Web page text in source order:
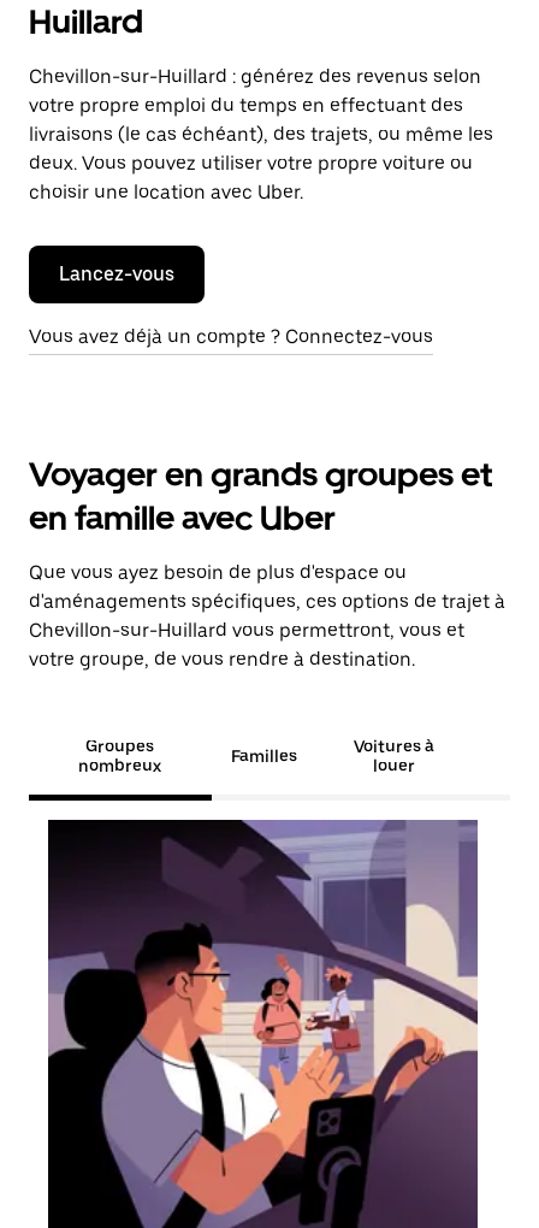
Huillard
Chevillon-sur-Huillard : générez des revenus selon
votre propre emploi du temps en effectuant des
livraisons (le cas échéant), des trajets, ou même les
deux. Vous pouvez utiliser votre propre voiture ou
choisir une location avec Uber.
Lancez-vous
Vous avez déjà un compte ? Connectez-vous
Voyager en grands groupes et
en famille avec Uber
Que vous ayez besoin de plus d'espace ou
d'aménagements spécifiques, ces options de trajet à
Chevillon-sur-Huillard vous permettront, vous et
votre groupe, de vous rendre à destination.
Groupes
nombreux
Familles
Voitures à
louer